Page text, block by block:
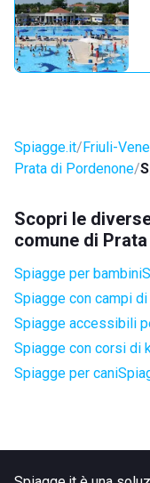
Spiagge.it Friuli-
Prata di Pordenone
Scopri le
comune di
Spiagge per bambini
Spiagge con campi
Spiagge accessibili
Spiagge con corsi di
Spiagge per cani